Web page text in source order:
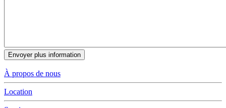
À propos de nous
Location